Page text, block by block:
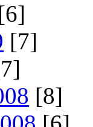
[7]
[8]